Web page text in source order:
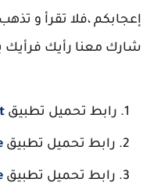
إعجابكم ،فلا تقرأ و
شارك معنا رأيك فرأيك
رابط تحميل تطبيق
رابط تحميل تطبيق
رابط تحميل تطبيق